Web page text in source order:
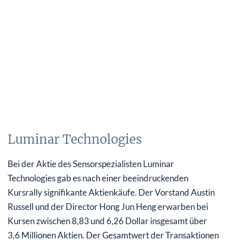
Luminar Technologies
Bei der Aktie des Sensorspezialisten Luminar
Technologies gab es nach einer beeindruckenden
Kursrally signifikante Aktienkäufe. Der Vorstand Austin
Russell und der Director Hong Jun Heng erwarben bei
Kursen zwischen 8,83 und 6,26 Dollar insgesamt über
3,6 Millionen Aktien. Der Gesamtwert der Transaktionen